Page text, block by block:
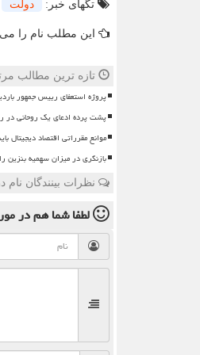
تگهای خبر: دولت
این مطلب نام را می
تازه ترین مطالب
پروژه استعفای رییس جمهور
پشت پرده ادعای یک روحانی در رابطه با ۲۸ بار استعفای
موانع مقرراتی اقتصاد دیجیتال
بازنگری در میزان سهمیه بنزین
نظرات بینندگان
لطفا شما همدر